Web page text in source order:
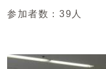
参加者数：39人